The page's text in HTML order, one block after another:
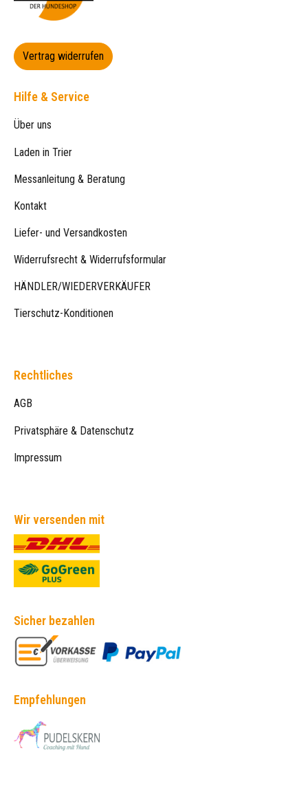
Vertrag widerrufen
Hilfe & Service
Über uns
Laden in Trier
Messanleitung & Beratung
Kontakt
Liefer- und Versandkosten
Widerrufsrecht & Widerrufsformular
HÄNDLER/WIEDERVERKÄUFER
Tierschutz-Konditionen
Rechtliches
AGB
Privatsphäre & Datenschutz
Impressum
Wir versenden mit
Sicher bezahlen
Empfehlungen